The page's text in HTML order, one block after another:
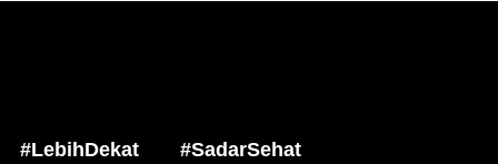
#LebihDekat #SadarSehat